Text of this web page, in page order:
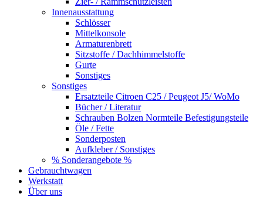
Innenausstattung
Schlösser
Mittelkonsole
Armaturenbrett
Sitzstoffe / Dachhimmelstoffe
Gurte
Sonstiges
Sonstiges
Ersatzteile Citroen C25 / Peugeot J5/ WoMo
Bücher / Literatur
Schrauben Bolzen Normteile Befestigungsteile
Öle / Fette
Sonderposten
Aufkleber / Sonstiges
% Sonderangebote %
Gebrauchtwagen
Werkstatt
Über uns